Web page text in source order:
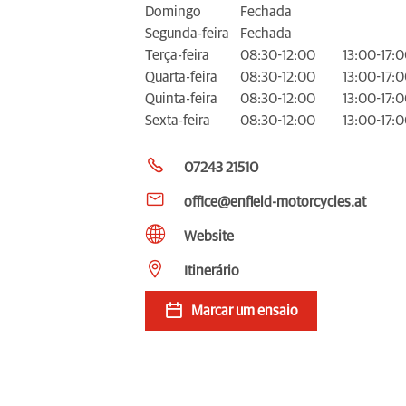
Domingo
Fechada
Segunda-feira
Fechada
Terça-feira
08:30-12:00
13:00-
Quarta-feira
08:30-12:00
13:00-
Quinta-feira
08:30-12:00
13:00-
Sexta-feira
08:30-12:00 13:00-
07243 21510
office@enfield-motorcycles.at
Website
Itinerário
Marcar um ensaio